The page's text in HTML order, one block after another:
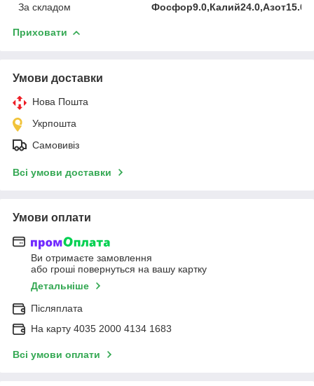
За складом
Приховати
Умови доставки
Нова Пошта
Укрпошта
Самовивіз
Всі умови доставки
Умови оплати
Ви отримаєте замовлення
або гроші повернуться на вашу картку
Детальніше
Післяплата
На карту 4035 2000 4134 1683
Всі умови оплати